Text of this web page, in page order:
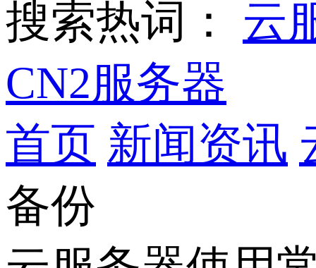
搜索热词： 云
CN2服务器
首页 新闻资讯
备份